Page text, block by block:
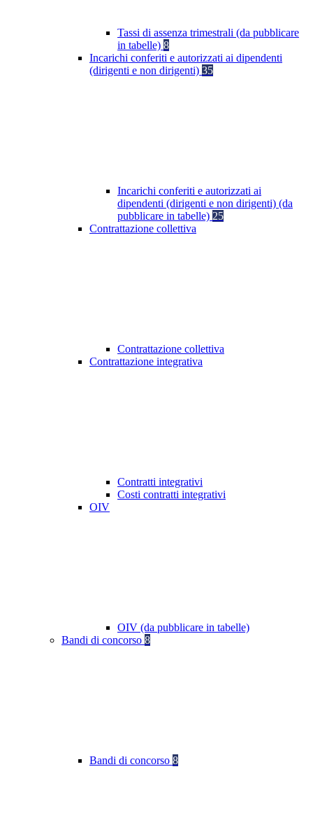
Tassi di assenza trimestrali (da pubblicare
in tabelle) 8
Incarichi conferiti e autorizzati ai dipendenti
(dirigenti e non dirigenti) 35
Incarichi conferiti e autorizzati ai
dipendenti (dirigenti e non dirigenti) (da
pubblicare in tabelle) 25
Contrattazione collettiva
Contrattazione collettiva
Contrattazione integrativa
Contratti integrativi
Costi contratti integrativi
OIV
OIV (da pubblicare in tabelle)
Bandi di concorso 8
Bandi di concorso 8